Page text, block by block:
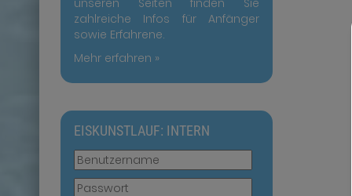
unseren Seiten finden Sie
zahlreiche Infos für Anfänger
sowie Erfahrene.
Mehr erfahren »
EISKUNSTLAUF: INTERN